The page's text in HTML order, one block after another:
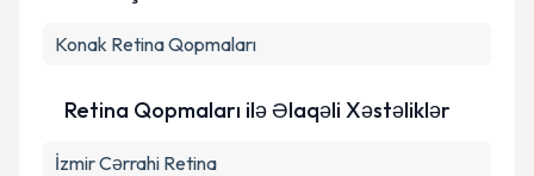
Şəxsi məlumatlarımın emal edilməsinə dair
edilməsinə razılıq verirəm.
Konak Retina Qopmaları
Retina Qopmaları ilə Əlaqəli Xəstəliklər
İzmir Cərrahi Retina